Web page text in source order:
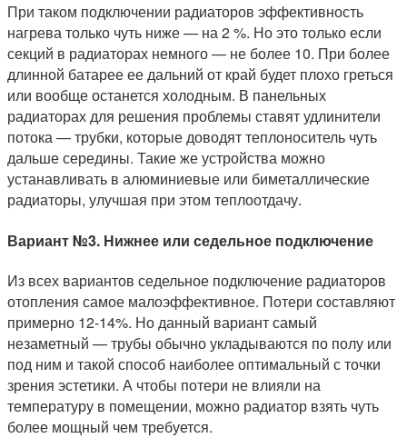
При таком подключении радиаторов эффективность
нагрева только чуть ниже — на 2 %. Но это только если
секций в радиаторах немного — не более 10. При более
длинной батарее ее дальний от край будет плохо греться
или вообще останется холодным. В панельных
радиаторах для решения проблемы ставят удлинители
потока — трубки, которые доводят теплоноситель чуть
дальше середины. Такие же устройства можно
устанавливать в алюминиевые или биметаллические
радиаторы, улучшая при этом теплоотдачу.
Вариант №3. Нижнее или седельное подключение
Из всех вариантов седельное подключение радиаторов
отопления самое малоэффективное. Потери составляют
примерно 12-14%. Но данный вариант самый
незаметный — трубы обычно укладываются по полу или
под ним и такой способ наиболее оптимальный с точки
зрения эстетики. А чтобы потери не влияли на
температуру в помещении, можно радиатор взять чуть
более мощный чем требуется.